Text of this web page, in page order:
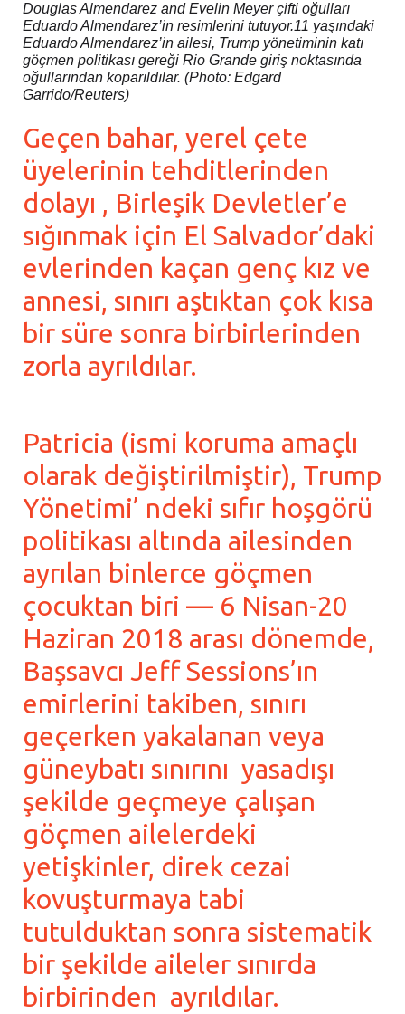
Douglas Almendarez and Evelin Meyer çifti oğulları
Eduardo Almendarez’in resimlerini tutuyor.11 yaşındaki
Eduardo Almendarez’in ailesi, Trump yönetiminin katı
göçmen politikası gereği Rio Grande giriş noktasında
oğullarından koparıldılar. (Photo: Edgard
Garrido/Reuters)
Geçen bahar, yerel çete
üyelerinin tehditlerinden
dolayı , Birleşik Devletler’e
sığınmak için El Salvador’daki
evlerinden kaçan genç kız ve
annesi, sınırı aştıktan çok kısa
bir süre sonra birbirlerinden
zorla ayrıldılar.
Patricia (ismi koruma amaçlı
olarak değiştirilmiştir), Trump
Yönetimi’ ndeki sıfır hoşgörü
politikası altında ailesinden
ayrılan binlerce göçmen
çocuktan biri — 6 Nisan-20
Haziran 2018 arası dönemde,
Başsavcı Jeff Sessions’ın
emirlerini takiben, sınırı
geçerken yakalanan veya
güneybatı sınırını yasadışı
şekilde geçmeye çalışan
göçmen ailelerdeki
yetişkinler, direk cezai
kovuşturmaya tabi
tutulduktan sonra sistematik
bir şekilde aileler sınırda
birbirinden ayrıldılar.